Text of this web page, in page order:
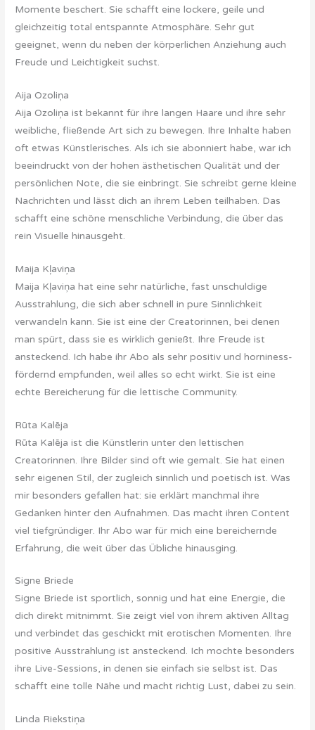
Momente beschert. Sie schafft eine lockere, geile und
gleichzeitig total entspannte Atmosphäre. Sehr gut
geeignet, wenn du neben der körperlichen Anziehung auch
Freude und Leichtigkeit suchst.
Aija Ozoliņa
Aija Ozoliņa ist bekannt für ihre langen Haare und ihre sehr
weibliche, fließende Art sich zu bewegen. Ihre Inhalte haben
oft etwas Künstlerisches. Als ich sie abonniert habe, war ich
beeindruckt von der hohen ästhetischen Qualität und der
persönlichen Note, die sie einbringt. Sie schreibt gerne kleine
Nachrichten und lässt dich an ihrem Leben teilhaben. Das
schafft eine schöne menschliche Verbindung, die über das
rein Visuelle hinausgeht.
Maija Kļaviņa
Maija Kļaviņa hat eine sehr natürliche, fast unschuldige
Ausstrahlung, die sich aber schnell in pure Sinnlichkeit
verwandeln kann. Sie ist eine der Creatorinnen, bei denen
man spürt, dass sie es wirklich genießt. Ihre Freude ist
ansteckend. Ich habe ihr Abo als sehr positiv und horniness-
fördernd empfunden, weil alles so echt wirkt. Sie ist eine
echte Bereicherung für die lettische Community.
Rūta Kalēja
Rūta Kalēja ist die Künstlerin unter den lettischen
Creatorinnen. Ihre Bilder sind oft wie gemalt. Sie hat einen
sehr eigenen Stil, der zugleich sinnlich und poetisch ist. Was
mir besonders gefallen hat: sie erklärt manchmal ihre
Gedanken hinter den Aufnahmen. Das macht ihren Content
viel tiefgründiger. Ihr Abo war für mich eine bereichernde
Erfahrung, die weit über das Übliche hinausging.
Signe Briede
Signe Briede ist sportlich, sonnig und hat eine Energie, die
dich direkt mitnimmt. Sie zeigt viel von ihrem aktiven Alltag
und verbindet das geschickt mit erotischen Momenten. Ihre
positive Ausstrahlung ist ansteckend. Ich mochte besonders
ihre Live-Sessions, in denen sie einfach sie selbst ist. Das
schafft eine tolle Nähe und macht richtig Lust, dabei zu sein.
Linda Riekstiņa